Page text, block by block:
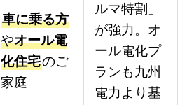
車に乗る方
やオール電
化住宅のご
家庭
ルマ特割」
が強力。オ
ール電化プ
ランも九州
電力より基